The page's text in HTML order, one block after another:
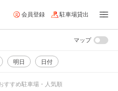
会員登録 駐車場貸出
明日 日付
マップ
すすめ駐車場・人気順